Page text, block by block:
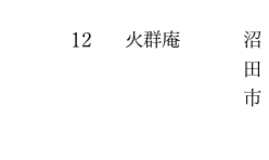
12 火群庵
沼
田
市